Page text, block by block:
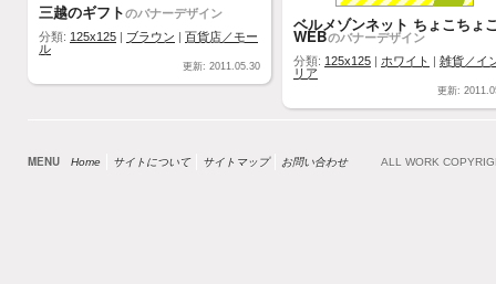
三越のギフトのバナーデザイン
分類: 125x125 ブラウン
百貨店／モー
ル
更新: 2011.05.30
ベルメゾンネット ちょこちょ
WEBのバナーデザイン
分類: 125x125 ホワイト
雑貨／イ
リア
更新:
MENU Home サイトについて サイトマップ お問い合わせ ALL WORK